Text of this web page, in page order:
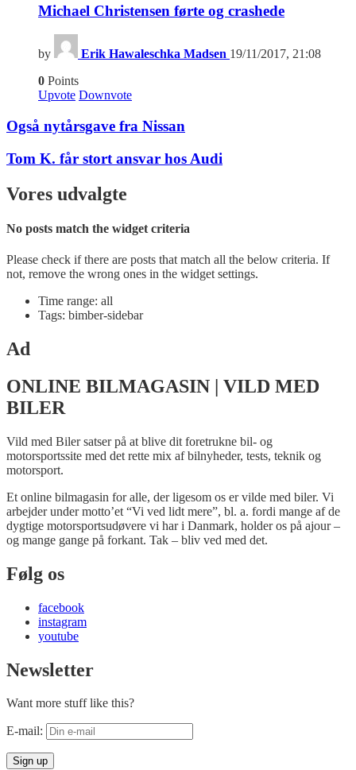
Michael Christensen førte og crashede
by Erik Hawaleschka Madsen 19/11/2017, 21:08
0 Points
Upvote Downvote
Også nytårsgave fra Nissan
Tom K. får stort ansvar hos Audi
Vores udvalgte
No posts match the widget criteria
Please check if there are posts that match all the below criteria. If
not, remove the wrong ones in the widget settings.
Time range: all
Tags: bimber-sidebar
Ad
ONLINE BILMAGASIN | VILD MED
BILER
Vild med Biler satser på at blive dit foretrukne bil- og
motorsportssite med det rette mix af bilnyheder, tests, teknik og
motorsport.
Et online bilmagasin for alle, der ligesom os er vilde med biler. Vi
arbejder under motto’et “Vi ved lidt mere”, bl. a. fordi mange af de
dygtige motorsportsudøvere vi har i Danmark, holder os på ajour –
og mange gange på forkant. Tak – bliv ved med det.
Følg os
facebook
instagram
youtube
Newsletter
Want more stuff like this?
E-mail: